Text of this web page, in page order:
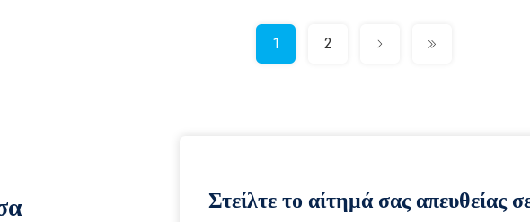
1 2
Στείλτε το αίτημά σας απευθείας